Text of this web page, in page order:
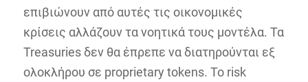
επιβιώνουν από αυτές τις οικονομικές
κρίσεις αλλάζουν τα νοητικά τους μοντέλα. Τα
Treasuries δεν θα έπρεπε να διατηρούνται εξ
ολοκλήρου σε proprietary tokens. Το risk